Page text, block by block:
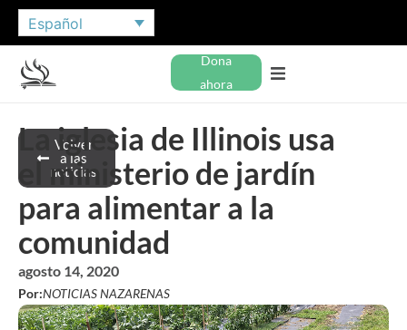
Español
Dona
ahora
Volver
a las
noticias
La iglesia de Illinois usa
el ministerio de jardín
para alimentar a la
comunidad
agosto 14, 2020
Por:NOTICIAS NAZARENAS